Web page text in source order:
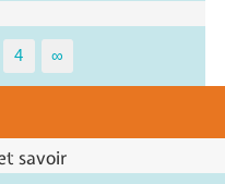
4 ∞
savoir